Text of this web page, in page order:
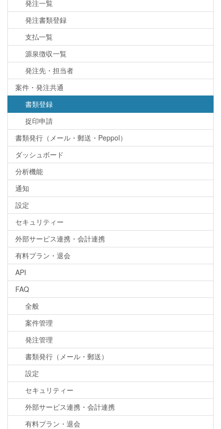
発注一覧
発注書類登録
支払一覧
源泉徴収一覧
発注先・担当者
案件・発注共通
書類登録
捉印申請
書類発行（メール・郵送・Peppol）
ダッシュボード
分析機能
通知
設定
セキュリティー
外部サービス連携・会計連携
有料プラン・退会
API
FAQ
全般
案件管理
発注管理
書類発行（メール・郵送）
設定
セキュリティー
外部サービス連携・会計連携
有料プラン・退会